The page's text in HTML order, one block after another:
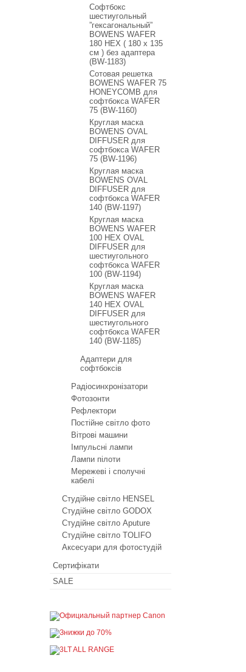
Софтбокс
шестиугольный
”гексагональный”
BOWENS WAFER
180 HEX ( 180 x 135
см ) без адаптера
(BW-1183)
Сотовая решетка
BOWENS WAFER 75
HONEYCOMB для
софтбокса WAFER
75 (BW-1160)
Круглая маска
BOWENS OVAL
DIFFUSER для
софтбокса WAFER
75 (BW-1196)
Круглая маска
BOWENS OVAL
DIFFUSER для
софтбокса WAFER
140 (BW-1197)
Круглая маска
BOWENS WAFER
100 HEX OVAL
DIFFUSER для
шестиугольного
софтбокса WAFER
100 (BW-1194)
Круглая маска
BOWENS WAFER
140 HEX OVAL
DIFFUSER для
шестиугольного
софтбокса WAFER
140 (BW-1185)
Адаптери для
софтбоксів
Радіосинхронізатори
Фотозонти
Рефлектори
Постійне світло фото
Вітрові машини
Імпульсні лампи
Лампи пілоти
Мережеві і сполучні
кабелі
Студійне світло HENSEL
Студійне світло GODOX
Студійне світло Aputure
Студійне світло TOLIFO
Аксесуари для фотостудій
Сертифікати
SALE